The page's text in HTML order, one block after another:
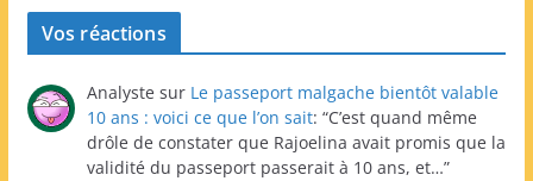
Vos réactions
Analyste sur Le passeport malgache bientôt valable
10 ans : voici ce que l’on sait: “C’est quand même
drôle de constater que Rajoelina avait promis que la
validité du passeport passerait à 10 ans, et…”